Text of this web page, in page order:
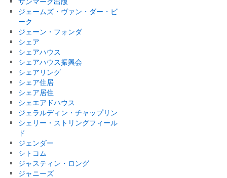
ジェームズ・ヴァン・ダー・ビ
ーク
ジェーン・フォンダ
シェア
シェアハウス
シェアハウス振興会
シェアリング
シェア住居
シェア居住
シェエアドハウス
ジェラルディン・チャップリン
シェリー・ストリングフィール
ド
ジェンダー
シトコム
ジャスティン・ロング
ジャニーズ